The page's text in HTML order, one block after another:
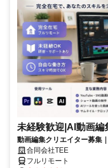
未経験歓迎|AI動画編
動画編集クリエイター募集
合同会社TEE
フルリモート